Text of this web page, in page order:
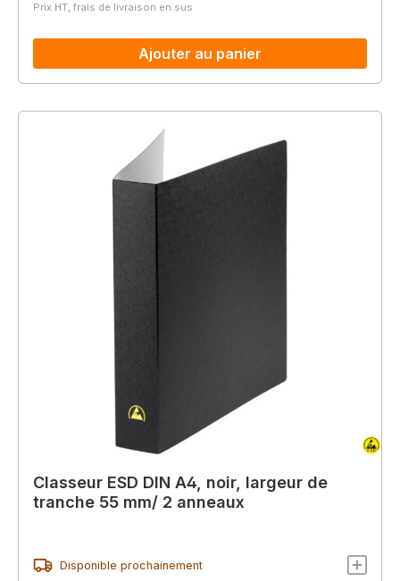
Prix HT, frais de livraison en sus
Ajouter au panier
Classeur ESD DIN A4, noir, largeur de
tranche 55 mm/ 2 anneaux
Disponible prochainement